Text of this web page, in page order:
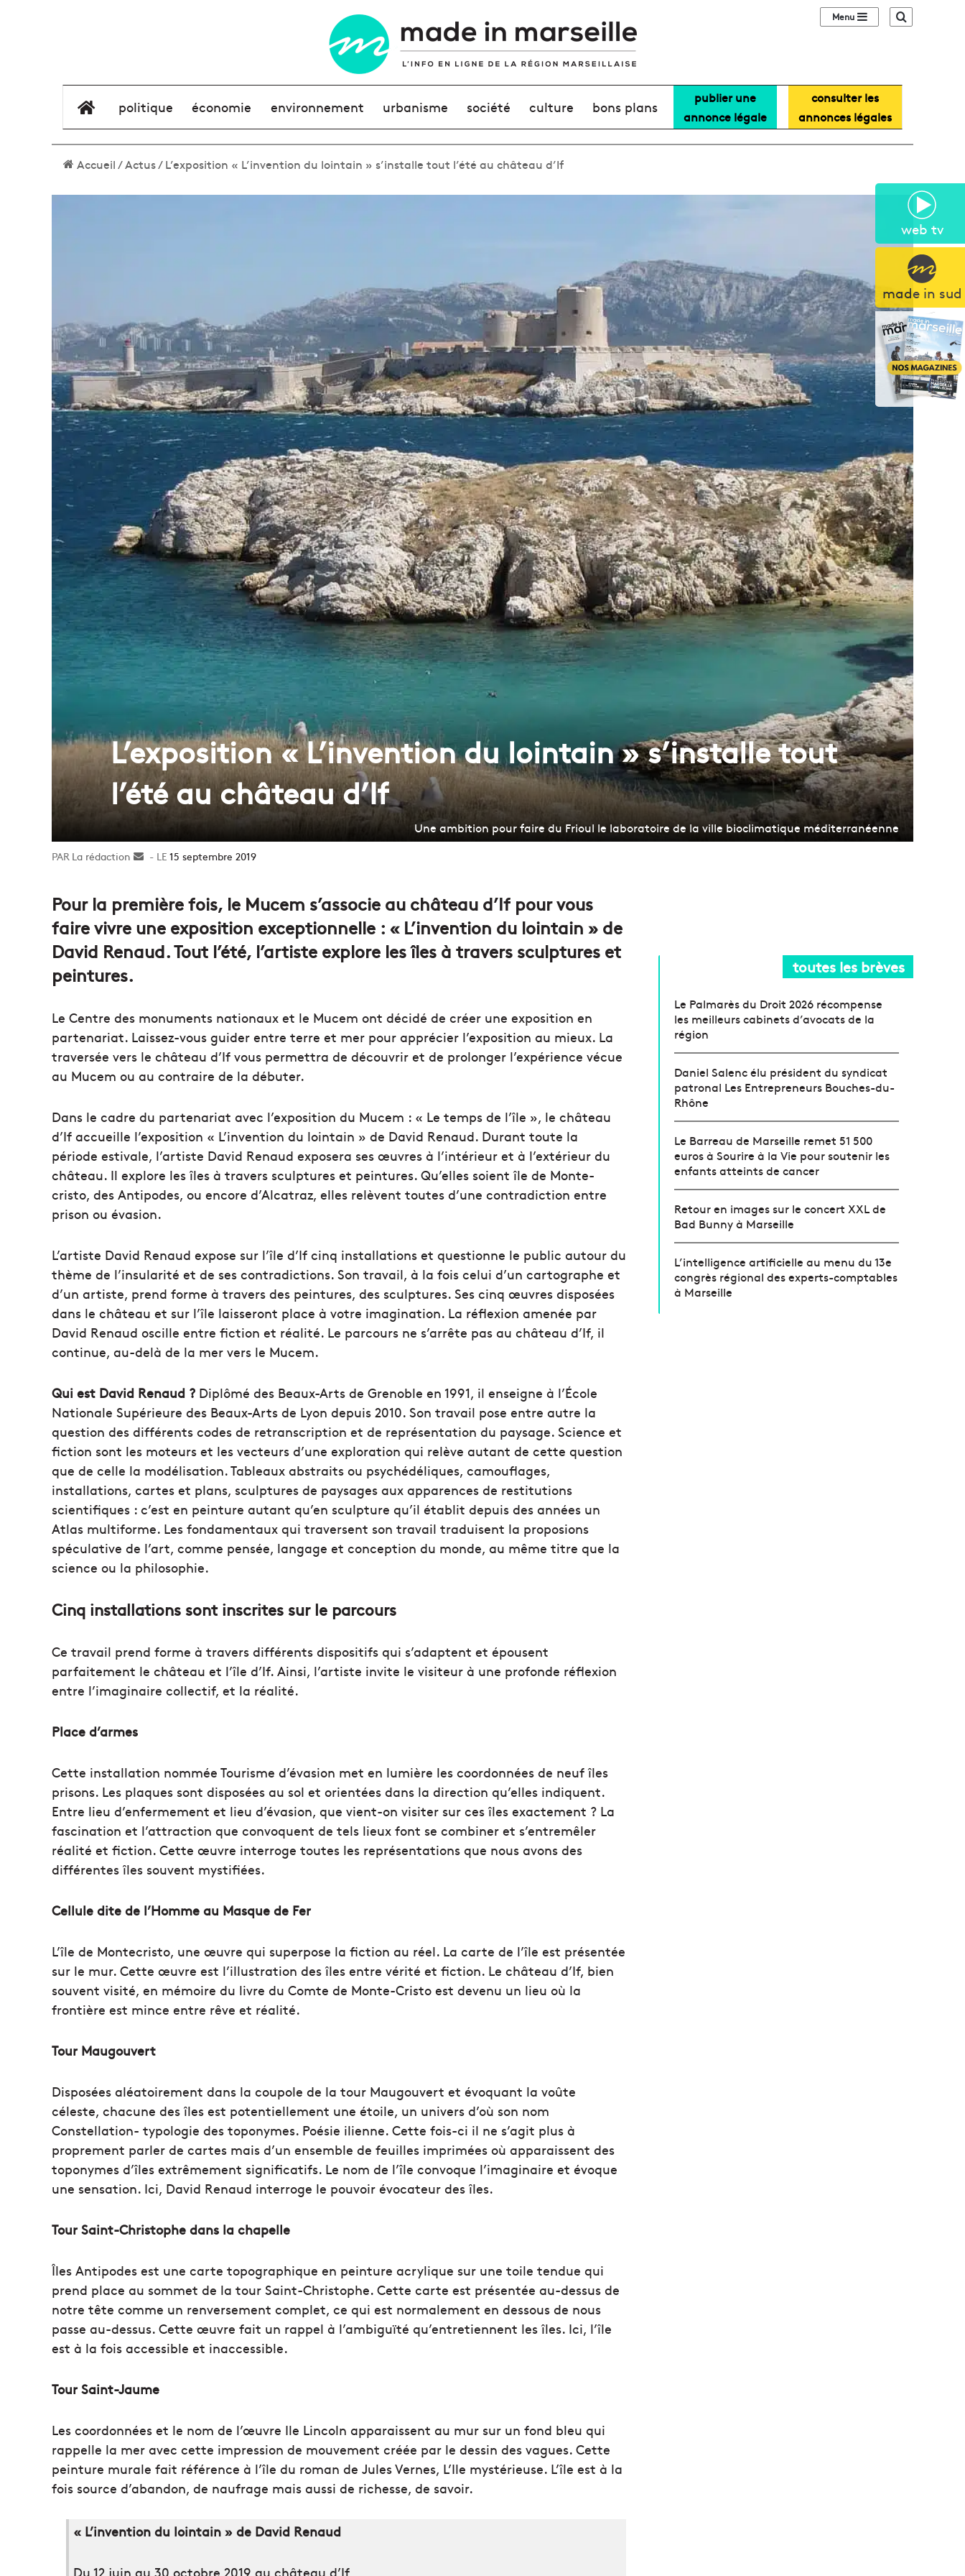
web tv
made in sud
Sidebar (barre
élément de menu
politique économie environnement urbanisme société culture bons plans
publier une
annonce légale
consulter les
annonces légales
Accueil/Actus/L’exposition « L’invention du lointain » s’installe tout l’été au château d’If
L’exposition « L’invention du lointain » s’installe tout
l’été au château d’If
Une ambition pour faire du Frioul le laboratoire de la ville bioclimatique méditerranéenne
La rédaction
Envoyer15 septembre 2019
Pour la première fois, le Mucem s’associe au château d’If pour vous
faire vivre une exposition exceptionnelle : « L’invention du lointain » de
David Renaud. Tout l’été, l’artiste explore les îles à travers sculptures et
peintures.
Le Centre des monuments nationaux et le Mucem ont décidé de créer une exposition en
partenariat. Laissez-vous guider entre terre et mer pour apprécier l’exposition au mieux. La
traversée vers le château d’If vous permettra de découvrir et de prolonger l’expérience vécue
au Mucem ou au contraire de la débuter.
Dans le cadre du partenariat avec l’exposition du Mucem : « Le temps de l’île », le château
d’If accueille l’exposition « L’invention du lointain » de David Renaud. Durant toute la
période estivale, l’artiste David Renaud exposera ses œuvres à l’intérieur et à l’extérieur du
château. Il explore les îles à travers sculptures et peintures. Qu’elles soient île de Monte-
cristo, des Antipodes, ou encore d’Alcatraz, elles relèvent toutes d’une contradiction entre
prison ou évasion.
L’artiste David Renaud expose sur l’île d’If cinq installations et questionne le public autour du
thème de l’insularité et de ses contradictions. Son travail, à la fois celui d’un cartographe et
d’un artiste, prend forme à travers des peintures, des sculptures. Ses cinq œuvres disposées
dans le château et sur l’île laisseront place à votre imagination. La réflexion amenée par
David Renaud oscille entre fiction et réalité. Le parcours ne s’arrête pas au château d’If, il
continue, au-delà de la mer vers le Mucem.
Qui est David Renaud ? Diplômé des Beaux-Arts de Grenoble en 1991, il enseigne à l’École
Nationale Supérieure des Beaux-Arts de Lyon depuis 2010. Son travail pose entre autre la
question des différents codes de retranscription et de représentation du paysage. Science et
fiction sont les moteurs et les vecteurs d’une exploration qui relève autant de cette question
que de celle la modélisation. Tableaux abstraits ou psychédéliques, camouflages,
installations, cartes et plans, sculptures de paysages aux apparences de restitutions
scientifiques : c’est en peinture autant qu’en sculpture qu’il établit depuis des années un
Atlas multiforme. Les fondamentaux qui traversent son travail traduisent la proposions
spéculative de l’art, comme pensée, langage et conception du monde, au même titre que la
science ou la philosophie.
Cinq installations sont inscrites sur le parcours
Ce travail prend forme à travers différents dispositifs qui s’adaptent et épousent
parfaitement le château et l’île d’If. Ainsi, l’artiste invite le visiteur à une profonde réflexion
entre l’imaginaire collectif, et la réalité.
Place d’armes
Cette installation nommée Tourisme d’évasion met en lumière les coordonnées de neuf îles
prisons. Les plaques sont disposées au sol et orientées dans la direction qu’elles indiquent.
Entre lieu d’enfermement et lieu d’évasion, que vient-on visiter sur ces îles exactement ? La
fascination et l’attraction que convoquent de tels lieux font se combiner et s’entremêler
réalité et fiction. Cette œuvre interroge toutes les représentations que nous avons des
différentes îles souvent mystifiées.
Cellule dite de l’Homme au Masque de Fer
L’île de Montecristo, une œuvre qui superpose la fiction au réel. La carte de l’île est présentée
sur le mur. Cette œuvre est l’illustration des îles entre vérité et fiction. Le château d’If, bien
souvent visité, en mémoire du livre du Comte de Monte-Cristo est devenu un lieu où la
frontière est mince entre rêve et réalité.
Tour Maugouvert
Disposées aléatoirement dans la coupole de la tour Maugouvert et évoquant la voûte
céleste, chacune des îles est potentiellement une étoile, un univers d’où son nom
Constellation- typologie des toponymes. Poésie ilienne. Cette fois-ci il ne s’agit plus à
proprement parler de cartes mais d’un ensemble de feuilles imprimées où apparaissent des
toponymes d’îles extrêmement significatifs. Le nom de l’île convoque l’imaginaire et évoque
une sensation. Ici, David Renaud interroge le pouvoir évocateur des îles.
Tour Saint-Christophe dans la chapelle
Îles Antipodes est une carte topographique en peinture acrylique sur une toile tendue qui
prend place au sommet de la tour Saint-Christophe. Cette carte est présentée au-dessus de
notre tête comme un renversement complet, ce qui est normalement en dessous de nous
passe au-dessus. Cette œuvre fait un rappel à l’ambiguïté qu’entretiennent les îles. Ici, l’île
est à la fois accessible et inaccessible.
Tour Saint-Jaume
Les coordonnées et le nom de l’œuvre Ile Lincoln apparaissent au mur sur un fond bleu qui
rappelle la mer avec cette impression de mouvement créée par le dessin des vagues. Cette
peinture murale fait référence à l’île du roman de Jules Vernes, L’Ile mystérieuse. L’île est à la
fois source d’abandon, de naufrage mais aussi de richesse, de savoir.
« L’invention du lointain » de David Renaud
Du 12 juin au 30 octobre 2019 au château d’If
toutes les brèves
Le Palmarès du Droit 2026 récompense
les meilleurs cabinets d’avocats de la
région
Daniel Salenc élu président du syndicat
patronal Les Entrepreneurs Bouches-du-
Rhône
Le Barreau de Marseille remet 51 500
euros à Sourire à la Vie pour soutenir les
enfants atteints de cancer
Retour en images sur le concert XXL de
Bad Bunny à Marseille
L’intelligence artificielle au menu du 13e
congrès régional des experts-comptables
à Marseille